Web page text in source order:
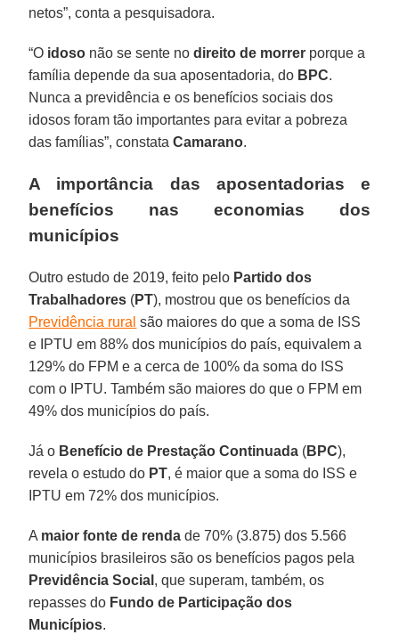
netos”, conta a pesquisadora.
“O idoso não se sente nodireito de morrer porque a
família depende da sua aposentadoria, do BPC.
Nunca a previdência e os benefícios sociais dos
idosos foram tão importantes para evitar a pobreza
das famílias”, constataCamarano.
A importância das aposentadorias e
benefícios nas economias dos
municípios
Outro estudo de 2019, feito pelo Partido dos
Trabalhadores (PT), mostrou que os benefícios da
Previdência rural são maiores do que a soma de ISS
e IPTU em 88% dos municípios do país, equivalem a
129% do FPM e a cerca de 100% da soma do ISS
com o IPTU. Também são maiores do que o FPM em
49% dos municípios do país.
Já o Benefício de Prestação Continuada (BPC),
revela o estudo do PT, é maior que a soma do ISS e
IPTU em 72% dos municípios.
A maior fonte de renda de 70% (3.875) dos 5.566
municípios brasileiros são os benefícios pagos pela
Previdência Social , que superam, também, os
repasses do Fundo de Participação dos
Municípios.